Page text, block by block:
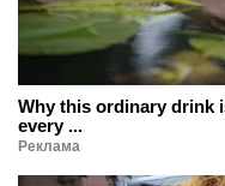
Why this ordinary drink
every ...
Реклама